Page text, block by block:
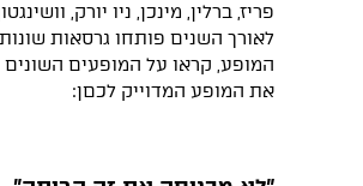
פריז, ברלין, מינכן, ניו יורק,
לאורך השנים פותחו גרסאות
המופע, קראו על המופעים השונים
את המופע המדוייק לכםן: